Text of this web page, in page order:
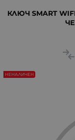
КЛЮЧ SMART
НЕНАЛИЧЕН